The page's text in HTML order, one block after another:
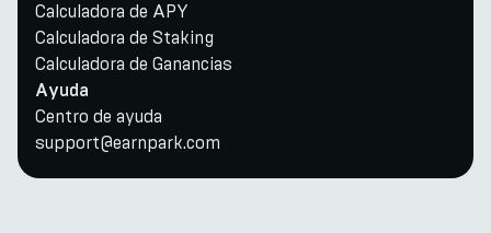
Calculadora de APY
Calculadora de Staking
Calculadora de Ganancias
Ayuda
Centro de ayuda
support@earnpark.com